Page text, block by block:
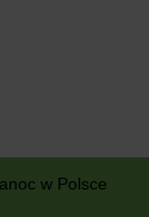
w Polsce